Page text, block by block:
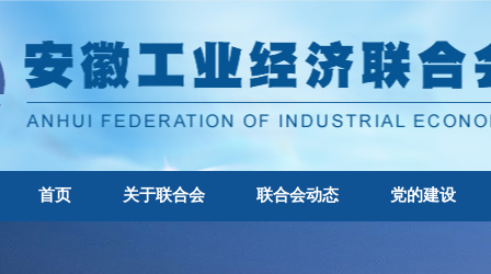
首页 关于联合会 联合会动态 党的建设